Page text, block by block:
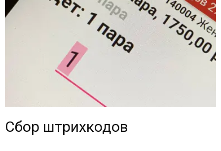
Сбор штрихкодов